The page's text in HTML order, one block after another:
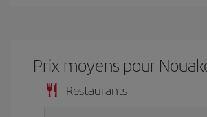
Prix ​​moyens pour
Restaurants